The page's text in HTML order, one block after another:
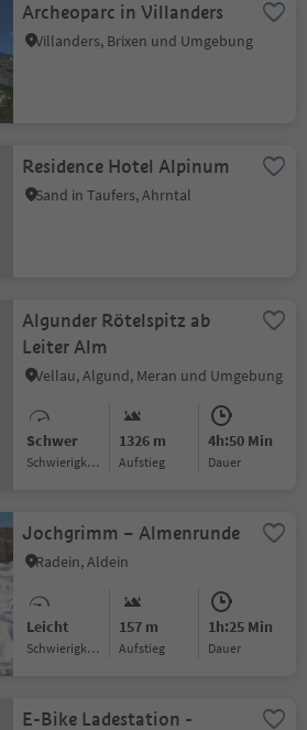
Archeoparc in Villanders
Villanders, Brixen und Umgebung
Residence Hotel Alpinum
Sand in Taufers, Ahrntal
Algunder Rötelspitz ab
Leiter Alm
Vellau, Algund, Meran und Umgebung
Schwer
Schwierigkeitsgrad
1326 m
Aufstieg
4h:50 Min
Dauer
Jochgrimm – Almenrunde
Radein, Aldein
Leicht
Schwierigkeitsgrad
157 m
Aufstieg
1h:25 Min
Dauer
E-Bike Ladestation -